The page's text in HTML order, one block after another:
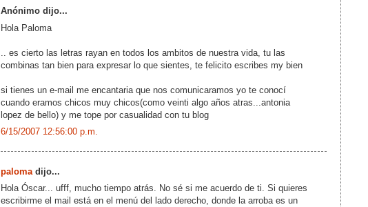
Anónimo dijo...
Hola Paloma
.. es cierto las letras rayan en todos los ambitos de nuestra vida, tu las
combinas tan bien para expresar lo que sientes, te felicito escribes my bien
si tienes un e-mail me encantaria que nos comunicaramos yo te conocí
cuando eramos chicos muy chicos(como veinti algo años atras...antonia
lopez de bello) y me tope por casualidad con tu blog
6/15/2007 12:56:00 p.m.
paloma dijo...
Hola Óscar... ufff, mucho tiempo atrás. No sé si me acuerdo de ti. Si quieres
escribirme el mail está en el menú del lado derecho, donde la arroba es un